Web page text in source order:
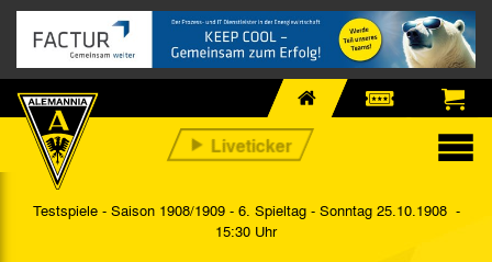
Testspiele - Saison 1908/1909 - 6. Spieltag - Sonntag 25.10.1908 -
15:30 Uhr